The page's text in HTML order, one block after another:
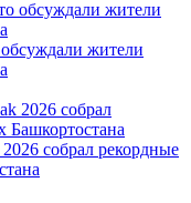
жители
собрал рекордные